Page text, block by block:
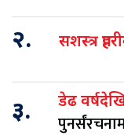
२. सशस्त्र
३. डेढ